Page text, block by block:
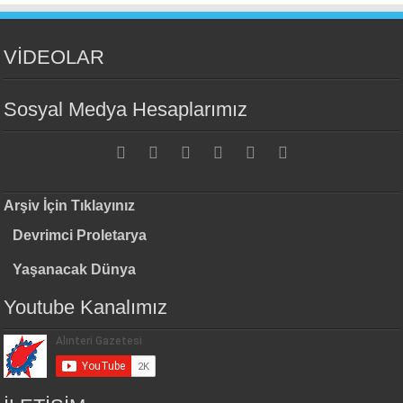
VİDEOLAR
Sosyal Medya Hesaplarımız
Arşiv İçin Tıklayınız
Devrimci Proletarya
Yaşanacak Dünya
Youtube Kanalımız